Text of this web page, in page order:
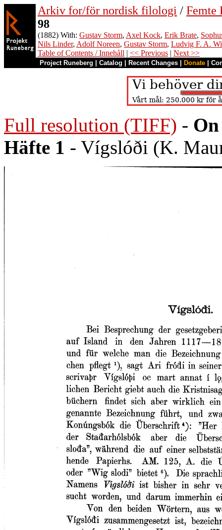
Arkiv for/för nordisk filologi / Femte
98
(1882) With: Gustav Storm, Axel Kock, Erik Brate,
Nils Linder, Adolf Noreen, Gustav Storm, Ludvig F. A.
Table of Contents / Innehåll | << Previous | Next >>
Project Runeberg Catalog Recent Changes Donate
Full resolution (TIFF) -
Häfte 1 - Vígslóði (K.